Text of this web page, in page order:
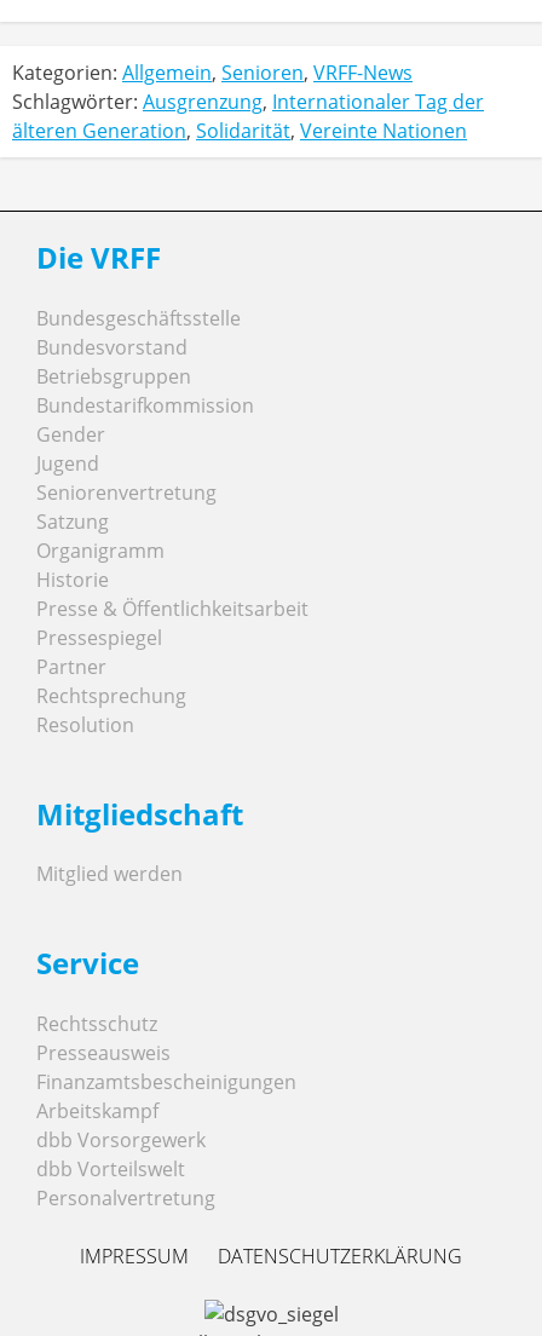
Kategorien: Allgemein, Senioren, VRFF-News
Schlagwörter: Ausgrenzung, Internationaler Tag der
älteren Generation, Solidarität, Vereinte Nationen
Die VRFF
Bundesgeschäftsstelle
Bundesvorstand
Betriebsgruppen
Bundestarifkommission
Gender
Jugend
Seniorenvertretung
Satzung
Organigramm
Historie
Presse & Öffentlichkeitsarbeit
Pressespiegel
Partner
Rechtsprechung
Resolution
Mitgliedschaft
Mitglied werden
Service
Rechtsschutz
Presseausweis
Finanzamtsbescheinigungen
Arbeitskampf
dbb Vorsorgewerk
dbb Vorteilswelt
Personalvertretung
IMPRESSUM DATENSCHUTZERKLÄRUNG